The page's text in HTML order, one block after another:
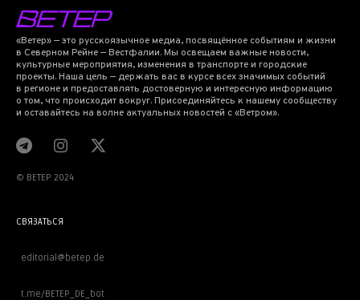
«Ветер» — это русскоязычное медиа, посвящённое событиям и жизни
в Северном Рейне — Вестфалии. Мы освещаем важные новости,
культурные мероприятия, изменения в транспорте и городские
проекты. Наша цель — держать вас в курсе всех значимых событий
в регионе и предоставлять достоверную и интересную информацию
о том, что происходит вокруг. Присоединяйтесь к нашему сообществу
и оставайтесь на волне актуальных новостей с «Ветром».
© BETEP 2024
СВЯЗАТЬСЯ
editorial@betep.de
t.me/BETEP_DE_bot